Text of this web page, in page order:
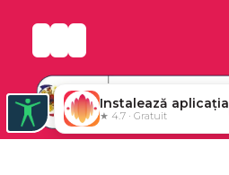
Instalează aplicația
★ 4.7 · Gratuit